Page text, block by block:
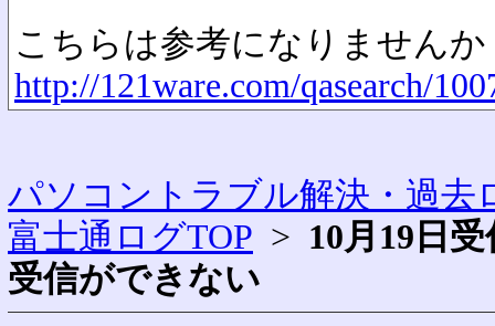
こちらは参考になりませんか
http://121ware.com/qasearch/
パソコントラブル解決・過去
富士通ログTOP > 10月19日
受信ができない